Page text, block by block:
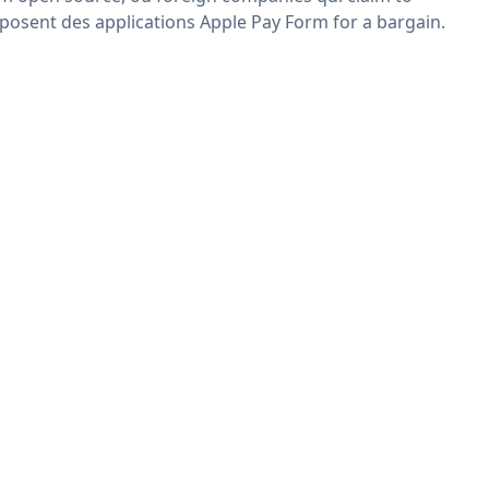
des applications Apple Pay Form for a bargain.